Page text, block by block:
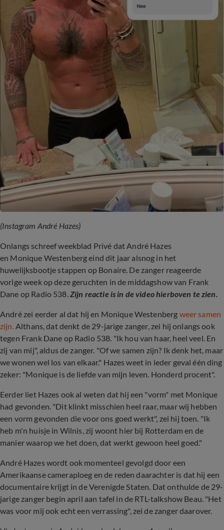
(Instagram André Hazes)
Onlangs schreef weekblad Privé dat André Hazes
en Monique Westenberg eind dit jaar alsnog in het
huwelijksbootje stappen op Bonaire. De zanger reageerde
vorige week op deze geruchten in de middagshow van Frank
Dane op Radio 538.Zijn reactie is in de video hierboven te zien.
André zei eerder al dat hij en Monique Westenberg weer samen
zijn.Althans, dat denkt de 29-jarige zanger, zei hij onlangs ook
tegen Frank Dane op Radio 538. "Ik hou van haar, heel veel. En
zij van mij", aldus de zanger. "Of we samen zijn? Ik denk het, maar
we wonen wel los van elkaar." Hazes weet in ieder geval één ding
zeker: "Monique is de liefde van mijn leven. Honderd procent".
Eerder liet Hazes ook al weten dat hij een "vorm" met Monique
had gevonden. "Dit klinkt misschien heel raar, maar wij hebben
een vorm gevonden die voor ons goed werkt", zei hij toen. "Ik
heb m'n huisje in Wilnis, zij woont hier bij Rotterdam en de
manier waarop we het doen, dat werkt gewoon heel goed."
André Hazes wordt ook momenteel gevolgd door een
Amerikaanse cameraploeg en de reden daarachter is dat hij een
documentaire krijgt in de Verenigde Staten. Dat onthulde de 29-
jarige zanger begin april aan tafel in de RTL-talkshow Beau. "Het
was voor mij ook echt een verrassing", zei de zanger daarover.